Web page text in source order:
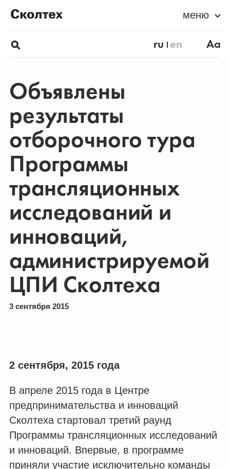
меню
ru en Aa
Объявлены
результаты
отборочного тура
Программы
трансляционных
исследований и
инноваций,
администрируемой
ЦПИ Сколтеха
3 сентября 2015
2 сентября, 2015 года
В апреле 2015 года в Центре
предпринимательства и инноваций
Сколтеха стартовал третий раунд
Программы трансляционных исследований
и инноваций. Впервые, в программе
приняли участие исключительно команды